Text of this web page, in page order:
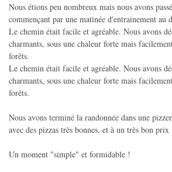
Nous étions peu nombreux mais nous avons
commençant par une matinée d'entrainement au
Le chemin était facile et agréable. Nous avons
charmants, sous une chaleur forte mais
forêts.
Le chemin était facile et agréable. Nous avons
charmants, sous une chaleur forte mais
forêts.
Nous avons terminé la randonnée dans une
avec des pizzas très bonnes, et à un très bon prix
Un moment "simple" et formidable !